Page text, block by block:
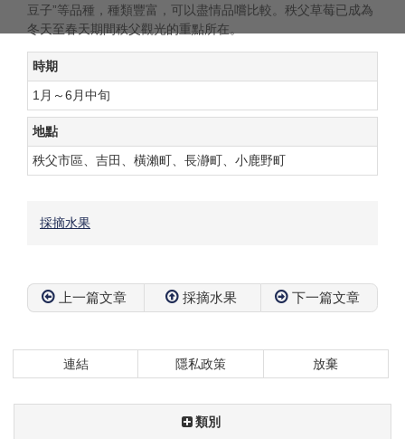
豆子”等品種，種類豐富，可以盡情品嚐比較。秩父草莓已成為
冬天至春天期間秩父觀光的重點所在。
時期
1月～6月中旬
地點
秩父市區、吉田、橫瀨町、長瀞町、小鹿野町
採摘水果
上一篇文章 採摘水果 下一篇文章
連結 隱私政策 放棄
類別